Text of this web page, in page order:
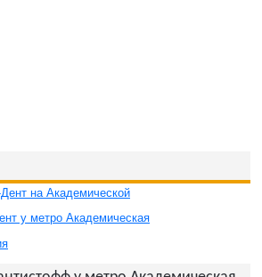
на Академической
у метро Академическая